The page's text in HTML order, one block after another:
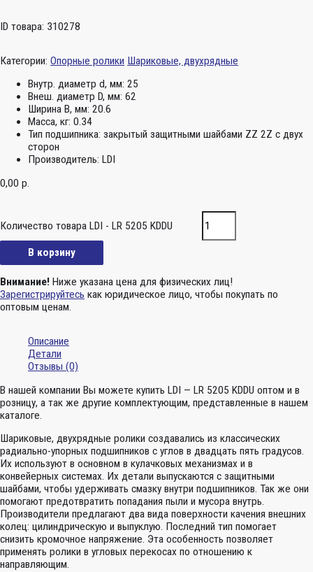
ID товара: 310278
Категории: Опорные ролики Шариковые, двухрядные
Внутр. диаметр d, мм: 25
Внеш. диаметр D, мм: 62
Ширина B, мм: 20.6
Масса, кг: 0.34
Тип подшипника: закрытый защитными шайбами ZZ 2Z c двух
сторон
Производитель: LDI
0,00 р.
Количество товара LDI - LR 5205 KDDU
В корзину
Внимание! Ниже указана цена для физических лиц!
Зарегистрируйтесь как юридическое лицо, чтобы покупать по
оптовым ценам.
Описание
Детали
Отзывы (0)
В нашей компании Вы можете купить LDI — LR 5205 KDDU оптом и в
розницу, а так же другие комплектующим, представленные в нашем
каталоге.
Шариковые, двухрядные ролики создавались из классических
радиально-упорных подшипников с углов в двадцать пять градусов.
Их используют в основном в кулачковых механизмах и в
конвейерных системах. Их детали выпускаются с защитными
шайбами, чтобы удерживать смазку внутри подшипников. Так же они
помогают предотвратить попадания пыли и мусора внутрь.
Производители предлагают два вида поверхности качения внешних
колец: цилиндрическую и выпуклую. Последний тип помогает
снизить кромочное напряжение. Эта особенность позволяет
применять ролики в угловых перекосах по отношению к
направляющим.